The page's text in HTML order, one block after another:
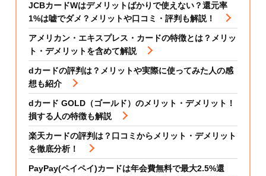
JCBカードWはデメリットばかりで使えない？還元率
1%は嘘でダメ？メリットや口コミ・評判も解説！
アメリカン・エキスプレス・カードの特徴とは？メリッ
ト・デメリットを含めて解説
dカードの評判は？メリットや実際に使ってみた人の感
想も紹介
dカード GOLD（ゴールド）のメリット・デメリット！
損する人の特徴も解説
楽天カードの評判は？口コミからメリット・デメリット
を徹底分析！
PayPay(ペイペイ)カードは年会費無料で最大2.5%還